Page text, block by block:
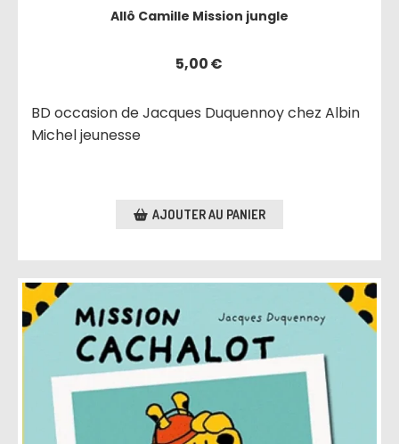
Allô Camille Mission jungle
5,00€
BD occasion de Jacques Duquennoy chez Albin
Michel jeunesse
AJOUTER AU PANIER